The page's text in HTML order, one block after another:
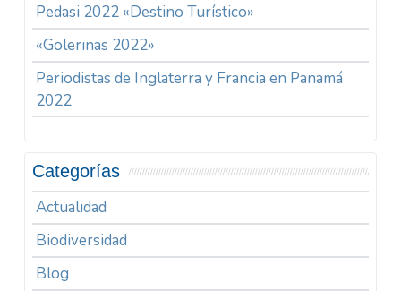
Pedasi 2022 «Destino Turístico»
«Golerinas 2022»
Periodistas de Inglaterra y Francia en Panamá
2022
Categorías
Actualidad
Biodiversidad
Blog